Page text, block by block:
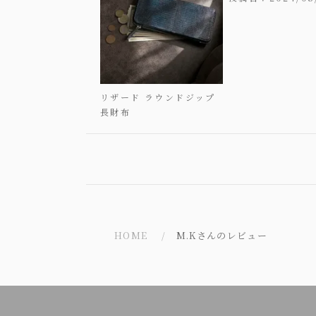
リザード ラウンドジップ
長財布
HOME M.Kさんのレビュー